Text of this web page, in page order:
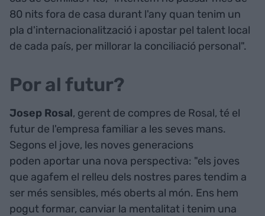
80 nits fora de casa durant l'any quan tenim un
pla d'internacionalització i apostar pel talent local
de cada país, per millorar la conciliació personal".
Por al futur?
Josep Rosal, gerent de compres de Rosal, té el
futur de l'empresa familiar a les seves mans.
Segons el jove, les noves generacions
poden aportar una nova perspectiva: "els joves
que agafem el relleu dels nostres pares tendim a
ser més sensibles, més oberts al món. Ens hem
pogut formar, canviar la mentalitat i tenim una